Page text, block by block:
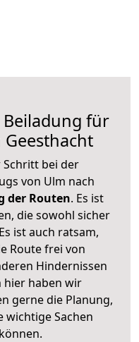
für
bei der
von Ulm nach
der Routen. Es ist
die sowohl sicher
ist auch ratsam,
Route frei von
Hindernissen
hier haben wir
gerne die Planung,
wichtige Sachen